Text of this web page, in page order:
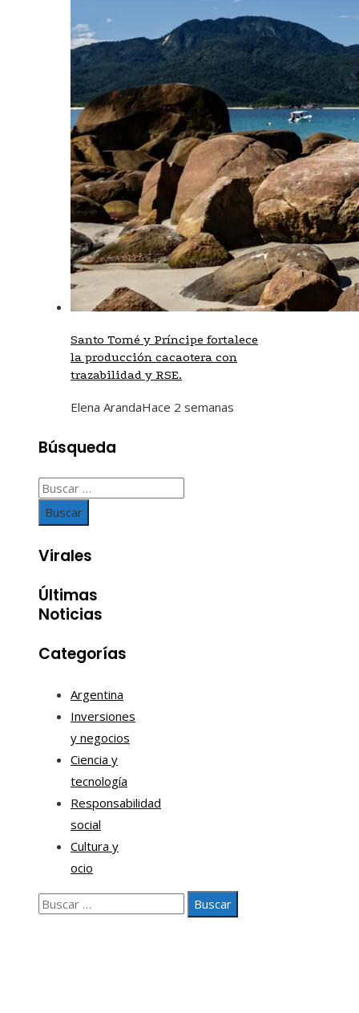
Santo Tomé y Príncipe fortalece
la producción cacaotera con
trazabilidad y RSE.
Elena ArandaHace 2 semanas
Búsqueda
Buscar:
Virales
Últimas
Noticias
Categorías
Argentina
Inversiones
y negocios
Ciencia y
tecnología
Responsabilidad
social
Cultura y
ocio
Buscar: